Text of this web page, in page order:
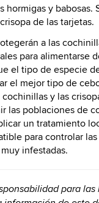
hormigas y babosas.
de las tarjetas.
a las
para alimentarse
el tipo de especie
el mejor tipo de
y las
las poblaciones de
un tratamiento
para controlar
infestadas.
para las